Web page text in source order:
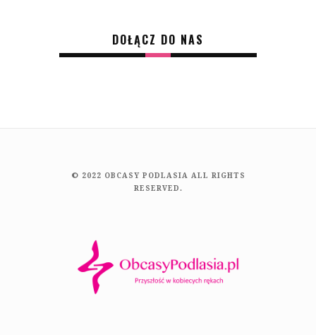
DOŁĄCZ DO NAS
© 2022 OBCASY PODLASIA ALL RIGHTS
RESERVED.